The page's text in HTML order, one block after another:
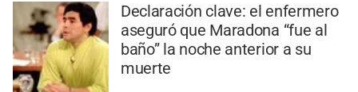
Declaración clave: el enfermero
aseguró que Maradona “fue al
baño” la noche anterior a su
muerte